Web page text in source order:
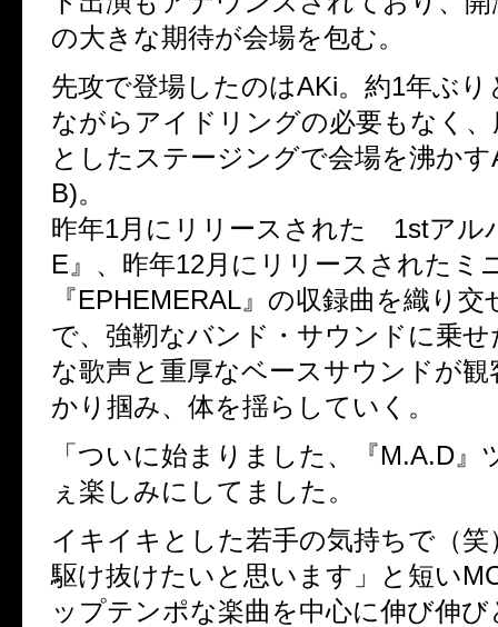
の大きな期待が会場を包む。
先攻で登場したのはAKi。約1年ぶ
ながらアイドリングの必要もなく
としたステージングで会場を沸かす
B)。
昨年1月にリリースされた 1stアル
E』、昨年12月にリリースされたミ
『EPHEMERAL』の収録曲を織り
で、強靭なバンド・サウンドに乗
な歌声と重厚なベースサウンドが
かり掴み、体を揺らしていく。
「ついに始まりました、『M.A.D』
ぇ楽しみにしてました。
イキイキとした若手の気持ちで（笑
駆け抜けたいと思います」と短い
ップテンポな楽曲を中心に伸び伸